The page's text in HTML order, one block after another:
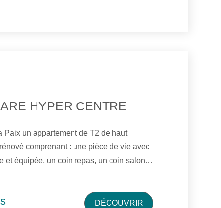
HYPER CENTRE
un appartement de T2 de haut
comprenant : une pièce de vie avec
et équipée, un coin repas, un coin salon,
DÉCOUVRIR